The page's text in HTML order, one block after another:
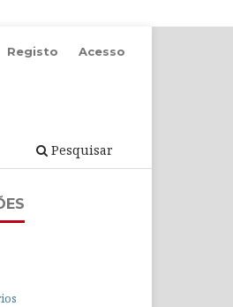
Pesquisar
Registo Acesso